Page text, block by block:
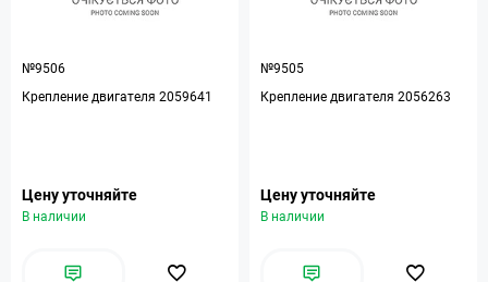
№9506
Крепление двигателя 2059641
Цену уточняйте
В наличии
№9505
Крепление двигателя 2056263
Цену уточняйте
В наличии